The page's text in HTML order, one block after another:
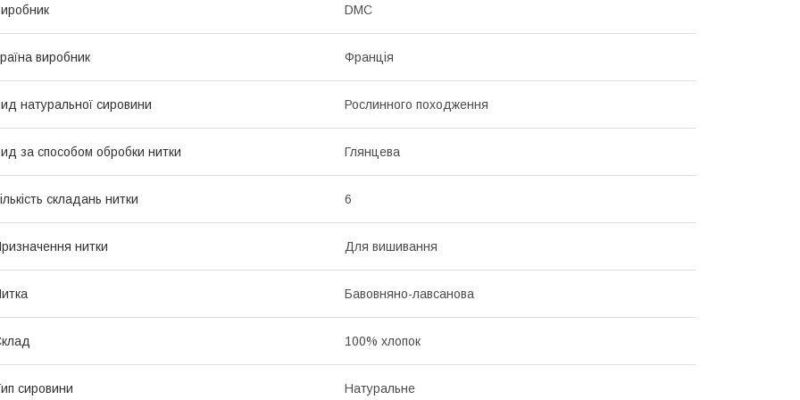
DMC
виробник Франція
натуральної сировини Рослинного походження
за способом обробки нитки Глянцева
складань нитки 6
нитки Для вишивання
Бавовняно-лавсанова
100% хлопок
сировини Натуральне